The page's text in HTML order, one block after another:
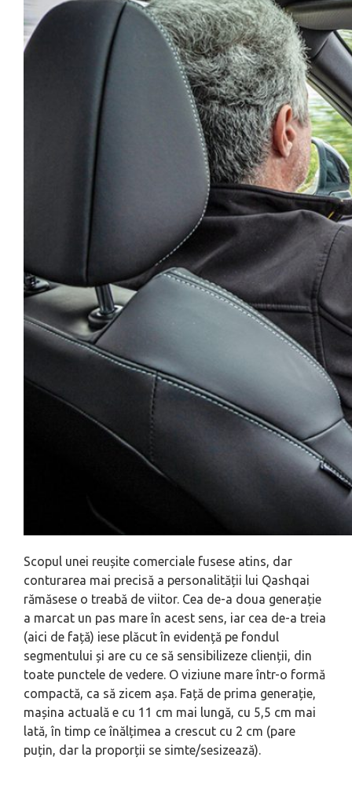
Scopul unei reușite comerciale fusese atins, dar
conturarea mai precisă a personalității lui Qashqai
rămăsese o treabă de viitor. Cea de-a doua generație
a marcat un pas mare în acest sens, iar cea de-a treia
(aici de față) iese plăcut în evidență pe fondul
segmentului și are cu ce să sensibilizeze clienții, din
toate punctele de vedere. O viziune mare într-o formă
compactă, ca să zicem așa. Față de prima generație,
mașina actuală e cu 11 cm mai lungă, cu 5,5 cm mai
lată, în timp ce înălțimea a crescut cu 2 cm (pare
puțin, dar la proporții se simte/sesizează).